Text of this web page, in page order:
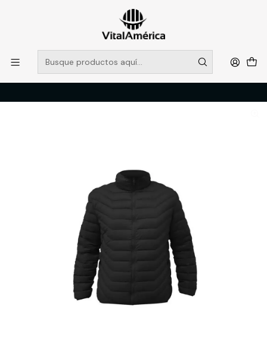
POR SISTEMA FRONTAL SOLO RETIROS EN TIENDA, DESDE
MUCHAS GRACIAS +569 5956 2237
Leer más
Catálogo
VESTIMENTA TECNICA Y CORPORATIVA
PARKA HW PILLOW TRAVELER NEGRO M